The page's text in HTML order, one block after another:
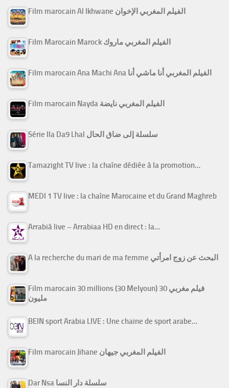
Film marocain Al Ikhwane الفيلم المغربي الإخوان
Film Marocain Marock الفيلم المغربي ماروك
Film marocain Ana Machi Ana الفيلم المغربي أنا ماشي أنا
Film marocain Nayda الفيلم المغربي نايضة
Série Ila Da9 Lhal سلسلة إلى ضاق الحال
Tamazight TV live : la chaîne dédiée à la promotion…
MEDI 1 TV live : la chaîne Marocaine et du Grand Maghreb
Arrabiâ live – Arrabiaa HD en direct : la…
A la recherche du mari de ma femme البحث عن زوج امرأتي
Film marocain 30 millions (30 Melyoun) فيلم مغربي 30
مليون
BEIN sport Arabia LIVE : Une chaine de sport arabe…
Film marocain Jihane الفيلم المغربي جيهان
Dar Nsa سلسلة دار النسا